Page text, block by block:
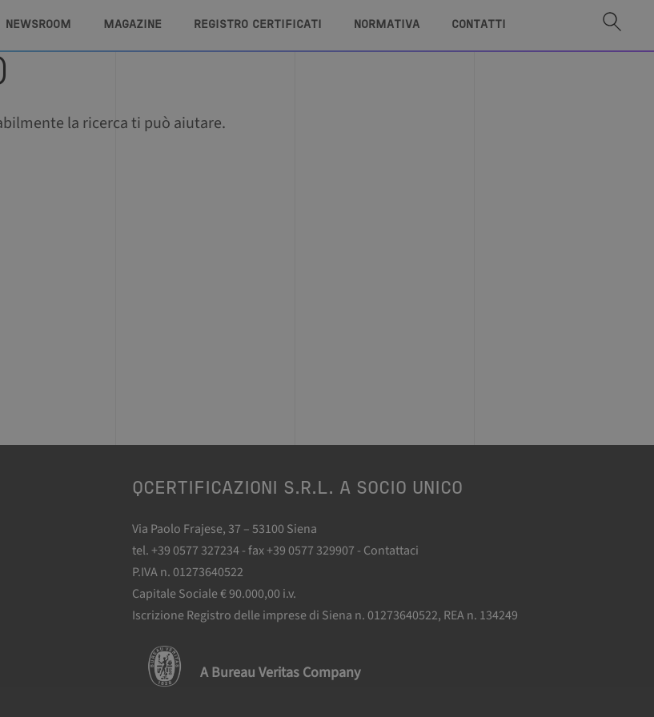
NEWSROOM MAGAZINE REGISTRO CERTIFICATI NORMATIVA CONTATTI
la ricerca ti può aiutare.
QCERTIFICAZIONI S.R.L. A SOCIO UNICO
Via Paolo Frajese, 37 – 53100 Siena
tel. +39 0577 327234 - fax +39 0577 329907 - Contattaci
P.IVA n. 01273640522
Capitale Sociale € 90.000,00 i.v.
Iscrizione Registro delle imprese di Siena n. 01273640522, REA n. 134249
A Bureau Veritas Company